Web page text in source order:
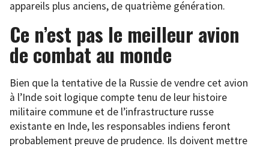
appareils plus anciens, de quatrième génération.
Ce n’est pas le meilleur avion
de combat au monde
Bien que la tentative de la Russie de vendre cet avion
à l’Inde soit logique compte tenu de leur histoire
militaire commune et de l’infrastructure russe
existante en Inde, les responsables indiens feront
probablement preuve de prudence. Ils doivent mettre